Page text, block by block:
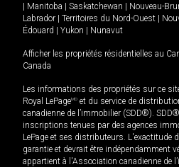
Manitoba Saskatchewan Nouveau-
Labrador
Territoires du Nord-Ouest
Édouard
Yukon Nunavut
Afficher les propriétés résidentielles au
Canada
Les informations des propriétés sur ce
Royal LePageMD et du service de
canadienne de l’immobilier (SDD®).
inscriptions tenues par des agences
LePage et ses distributeurs. L'exactitude
garantie et devrait être indépendamment
appartient à l'Association canadienne de